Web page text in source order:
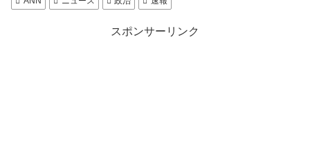
スポンサーリンク